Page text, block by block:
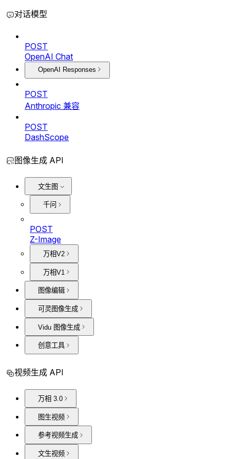
对话模型
POST
OpenAI Chat
OpenAI Responses
POST
Anthropic 兼容
POST
DashScope
图像生成 API
文生图
千问
POST
Z-Image
万相V2
万相V1
图像编辑
可灵图像生成
Vidu 图像生成
创意工具
视频生成 API
万相 3.0
图生视频
参考视频生成
文生视频